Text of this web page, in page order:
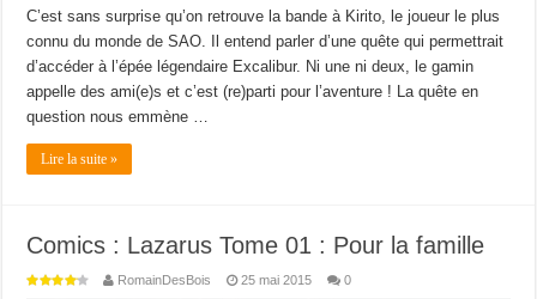
C’est sans surprise qu’on retrouve la bande à Kirito, le joueur le plus
connu du monde de SAO. Il entend parler d’une quête qui permettrait
d’accéder à l’épée légendaire Excalibur. Ni une ni deux, le gamin
appelle des ami(e)s et c’est (re)parti pour l’aventure ! La quête en
question nous emmène …
Lire la suite »
Comics : Lazarus Tome 01 : Pour la famille
RomainDesBois 25 mai 2015 0